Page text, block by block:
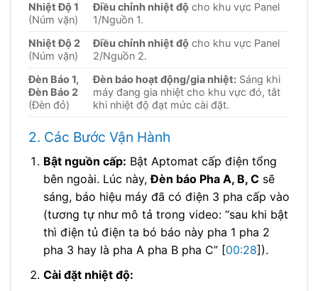
Nhiệt Độ 1
(Núm vặn)
Điều chỉnh nhiệt độ cho khu vực Panel
1/Nguồn 1.
Nhiệt Độ 2
(Núm vặn)
Điều chỉnh nhiệt độ cho khu vực Panel
2/Nguồn 2.
Đèn Báo 1,
Đèn Báo 2
(Đèn đỏ)
Đèn báo hoạt động/gia nhiệt: Sáng khi
máy đang gia nhiệt cho khu vực đó, tắt
khi nhiệt độ đạt mức cài đặt.
2. Các Bước Vận Hành
Bật nguồn cấp: Bật Aptomat cấp điện tổng
bên ngoài. Lúc này,Đèn báo Pha A, B, Csẽ
sáng, báo hiệu máy đã có điện 3 pha cấp vào
(tương tự như mô tả trong video: “sau khi bật
thì điện tủ điện ta bó báo này pha 1 pha 2
pha 3 hay là pha A pha B pha C” [00:28]).
Cài đặt nhiệt độ: